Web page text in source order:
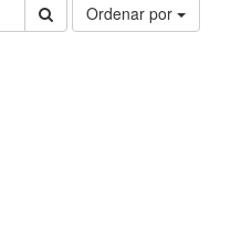
Ordenar por